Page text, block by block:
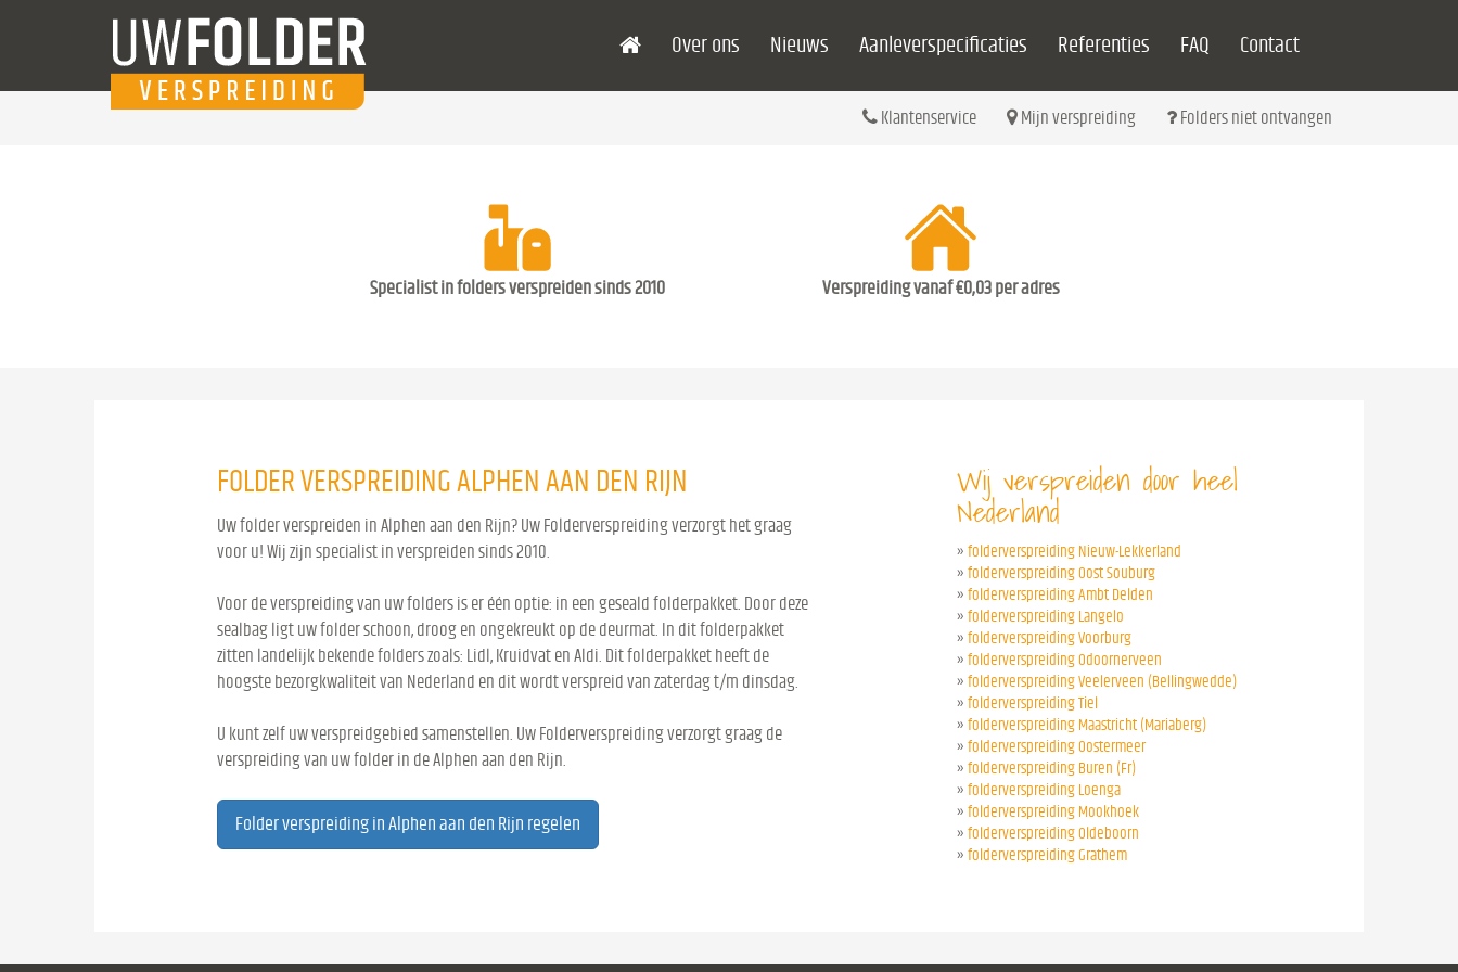
Over ons Nieuws Aanleverspecificaties Referenties FAQ Contact
Klantenservice Mijn verspreiding Folders niet ontvangen
Specialist in folders verspreiden sinds 2010 Verspreiding vanaf €0,03 per adres
FOLDER VERSPREIDING ALPHEN AAN DEN RIJN
Uw folder verspreiden in Alphen aan den Rijn? Uw Folderverspreiding verzorgt het graag
voor u! Wij zijn specialist in verspreiden sinds 2010.
Voor de verspreiding van uw folders is er één optie: in een geseald folderpakket. Door deze
sealbag ligt uw folder schoon, droog en ongekreukt op de deurmat. In dit folderpakket
zitten landelijk bekende folders zoals: Lidl, Kruidvat en Aldi. Dit folderpakket heeft de
hoogste bezorgkwaliteit van Nederland en dit wordt verspreid van zaterdag t/m dinsdag.
U kunt zelf uw verspreidgebied samenstellen. Uw Folderverspreiding verzorgt graag de
verspreiding van uw folder in de Alphen aan den Rijn.
Folder verspreiding in Alphen aan den Rijn regelen
Wij verspreiden door heel
Nederland
» folderverspreiding Nieuw-Lekkerland
» folderverspreiding Oost Souburg
» folderverspreiding Ambt Delden
» folderverspreiding Langelo
» folderverspreiding Voorburg
» folderverspreiding Odoornerveen
» folderverspreiding Veelerveen (Bellingwedde)
» folderverspreiding Tiel
» folderverspreiding Maastricht (Mariaberg)
» folderverspreiding Oostermeer
» folderverspreiding Buren (Fr)
» folderverspreiding Loenga
» folderverspreiding Mookhoek
» folderverspreiding Oldeboorn
» folderverspreiding Grathem